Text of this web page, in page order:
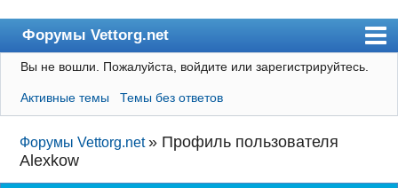
Форумы Vettorg.net
Главная
Пользователи
Правила
Поиск
Вы не вошли. Пожалуйста, войдите или зарегистрируйтесь.
Активные темы Темы без ответов
Форумы Vettorg.net » Профиль пользователя
Alexkow